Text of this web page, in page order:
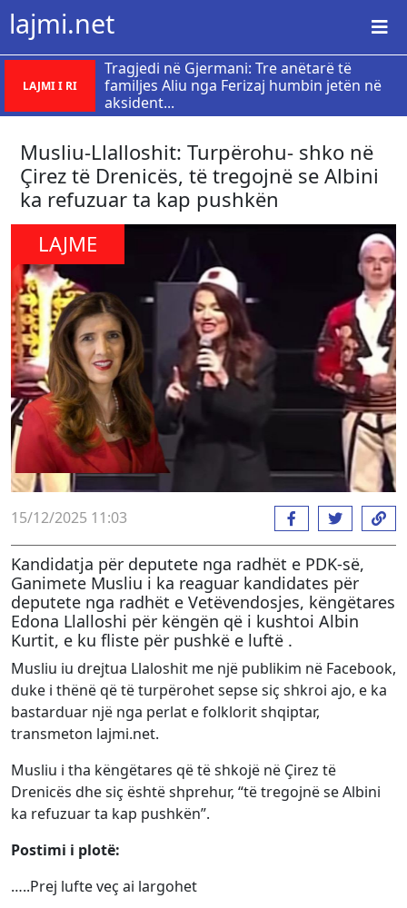
lajmi.net
LAJMI I RI
Tragjedi në Gjermani: Tre anëtarë të
familjes Aliu nga Ferizaj humbin jetën në
aksident...
Musliu-Llalloshit: Turpërohu- shko në
Çirez të Drenicës, të tregojnë se Albini
ka refuzuar ta kap pushkën
LAJME
15/12/2025 11:03
Kandidatja për deputete nga radhët e PDK-së,
Ganimete Musliu i ka reaguar kandidates për
deputete nga radhët e Vetëvendosjes, këngëtares
Edona Llalloshi për këngën që i kushtoi Albin
Kurtit, e ku fliste për pushkë e luftë .
Musliu iu drejtua Llaloshit me një publikim në Facebook,
duke i thënë që të turpërohet sepse siç shkroi ajo, e ka
bastarduar një nga perlat e folklorit shqiptar,
transmeton lajmi.net.
Musliu i tha këngëtares që të shkojë në Çirez të
Drenicës dhe siç është shprehur, “të tregojnë se Albini
ka refuzuar ta kap pushkën”.
Postimi i plotë:
…..Prej lufte veç ai largohet